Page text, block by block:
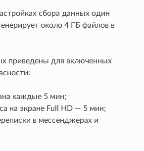
сбора данных один
около 4 ГБ файлов в
приведены для включенных
каждые 5 мин;
на экране Full HD — 5 мин;
в мессенджерах и